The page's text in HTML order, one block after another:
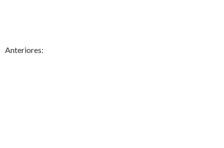
Anteriores: